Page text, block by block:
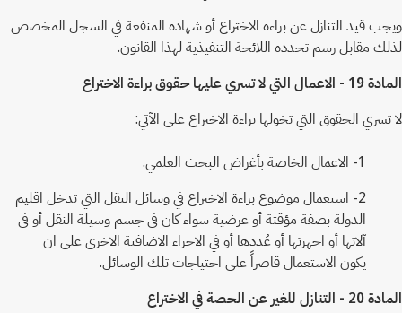
ويجب قيد التنازل عن براءة الاختراع أو شهادة المنفعة في السجل المخصص
لذلك مقابل رسم تحدده اللائحة التنفيذية لهذا القانون.
المادة 19 - الاعمال التي لا تسري عليها حقوق براءة الاختراع
لا تسري الحقوق التي تخولها براءة الاختراع على الآتي:
1- الاعمال الخاصة بأغراض البحث العلمي.
2- استعمال موضوع براءة الاختراع في وسائل النقل التي تدخل اقليم
الدولة بصفة مؤقتة أو عرضية سواء كان في جسم وسيلة النقل أو في
آلاتها أو اجهزتها أو عُددها أو في الاجزاء الاضافية الاخرى على ان
يكون الاستعمال قاصراً على احتياجات تلك الوسائل.
المادة 20 - التنازل للغير عن الحصة في الاختراع